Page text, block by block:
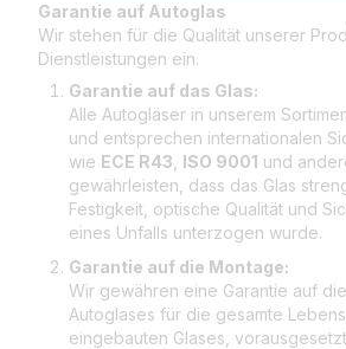
Garantie auf Autoglas
Wir stehen für die Qualität unserer
Dienstleistungen ein.
Garantie auf das Glas:
Alle Autogläser in unserem
und entsprechen internationalen
wie ECE R43 ISO 9001 und
gewährleisten, dass das Glas
Festigkeit, optische Qualität und
eines Unfalls unterzogen wurde.
Garantie auf die Montage:
Wir gewähren eine Garantie auf
Autoglases für die gesamte
eingebauten Glases,